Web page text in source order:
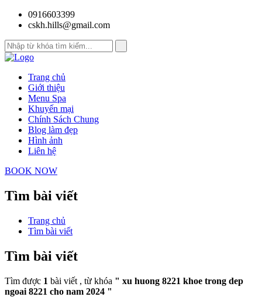
0916603399
cskh.hills@gmail.com
Trang chủ
Giới thiệu
Menu Spa
Khuyến mại
Chính Sách Chung
Blog làm đẹp
Hình ảnh
Liên hệ
BOOK NOW
Tìm bài viết
Trang chủ
Tìm bài viết
Tìm bài viết
Tìm được 1 bài viết , từ khóa " xu huong 8221 khoe trong dep
ngoai 8221 cho nam 2024 "